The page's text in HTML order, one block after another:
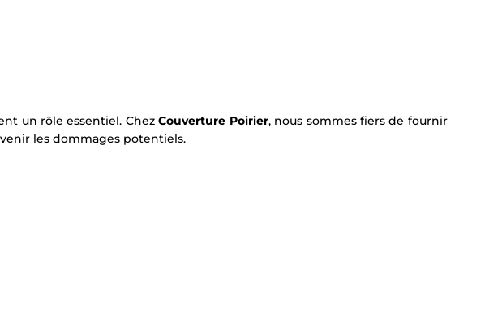
un rôle essentiel. ChezCouverture Poirier, nous sommes fiers de fournir
les dommages potentiels.